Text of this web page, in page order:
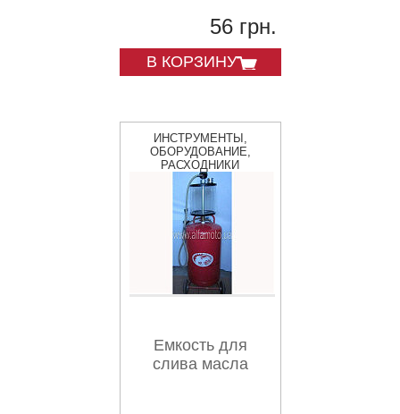
56 грн.
В КОРЗИНУ
ИНСТРУМЕНТЫ,
ОБОРУДОВАНИЕ,
РАСХОДНИКИ
Емкость для
слива масла